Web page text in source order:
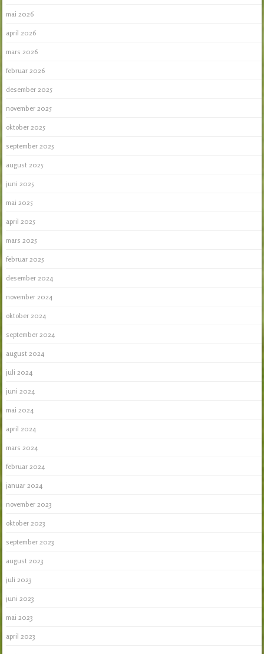
mai 2026
april 2026
mars 2026
februar 2026
desember 2025
november 2025
oktober 2025
september 2025
august 2025
juni 2025
mai 2025
april 2025
mars 2025
februar 2025
desember 2024
november 2024
oktober 2024
september 2024
august 2024
juli 2024
juni 2024
mai 2024
april 2024
mars 2024
februar 2024
januar 2024
november 2023
oktober 2023
september 2023
august 2023
juli 2023
juni 2023
mai 2023
april 2023